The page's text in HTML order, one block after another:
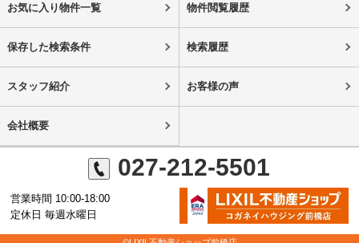
お気に入り物件一覧 物件閲覧履歴
保存した検索条件 検索履歴
スタッフ紹介 お客様の声
会社概要
027-212-5501
営業時間 10:00-18:00
定休日 毎週水曜日